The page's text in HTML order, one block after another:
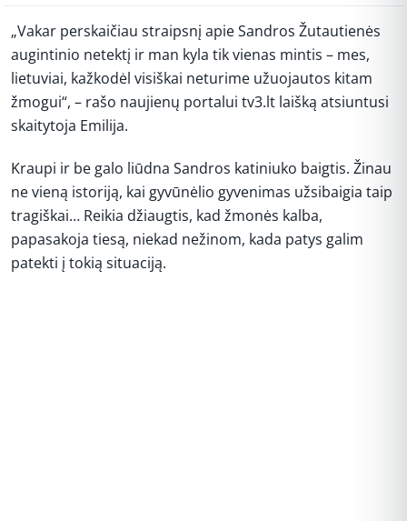
„Vakar perskaičiau straipsnį apie Sandros Žutautienės
augintinio netektį ir man kyla tik vienas mintis – mes,
lietuviai, kažkodėl visiškai neturime užuojautos kitam
žmogui“, – rašo naujienų portalui tv3.lt laišką atsiuntusi
skaitytoja Emilija.
Kraupi ir be galo liūdna Sandros katiniuko baigtis. Žinau
ne vieną istoriją, kai gyvūnėlio gyvenimas užsibaigia taip
tragiškai… Reikia džiaugtis, kad žmonės kalba,
papasakoja tiesą, niekad nežinom, kada patys galim
patekti į tokią situaciją.